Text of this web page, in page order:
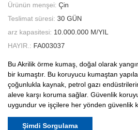
Ürünün menşei: Çin
Teslimat süresi: 30 GÜN
arz kapasitesi: 10.000.000 M/YIL
HAYIR.: FA003037
Bu Akrilik örme kumaş, doğal olarak
bir kumaştır. Bu koruyucu kumaştan
çoğunlukla kaynak, petrol gazı
aleve karşı koruma sağlar. Güvenlik
uygundur ve işçilere her yönden güvenlik
Şimdi Sorgulama